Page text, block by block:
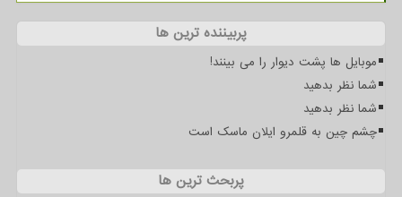
پربیننده ترین ها
موبایل ها پشت دیوار را می بینند!
شما نظر بدهید
شما نظر بدهید
چشم چین به قلمرو ایلان ماسک است
پربحث ترین ها